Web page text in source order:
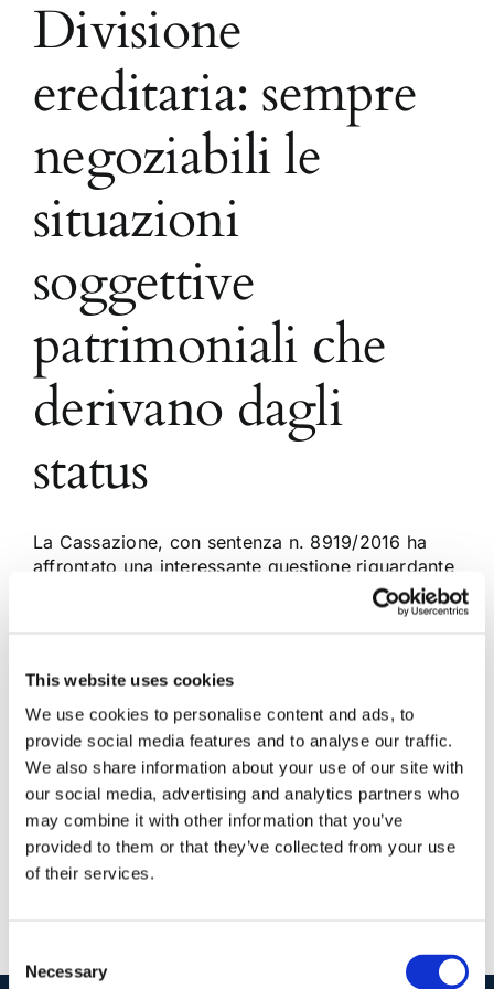
This website uses cookies
We use cookies to personalise content and ads, to
provide social media features and to analyse our traffic.
We also share information about your use of our site with
our social media, advertising and analytics partners who
may combine it with other information that you’ve
provided to them or that they’ve collected from your use
of their services.
Selection
Necessary
Divisione
ereditaria: sempre
negoziabili le
situazioni
soggettive
patrimoniali che
derivano dagli
status
La Cassazione, con sentenza n. 8919/2016 ha
affrontato una interessante questione riguardante
la validità del contratto stipulato con un soggetto
sull'erroneo presupposto che fosse erede del de
6 Maggio 2016 | Articoli,Diritto civile,Ermelinda Strollo
Commenti
Continua a leggere